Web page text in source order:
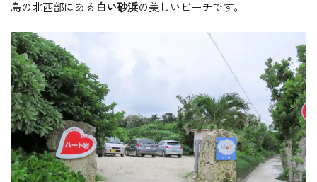
島の北西部にある 白い砂浜の美しいビーチです。